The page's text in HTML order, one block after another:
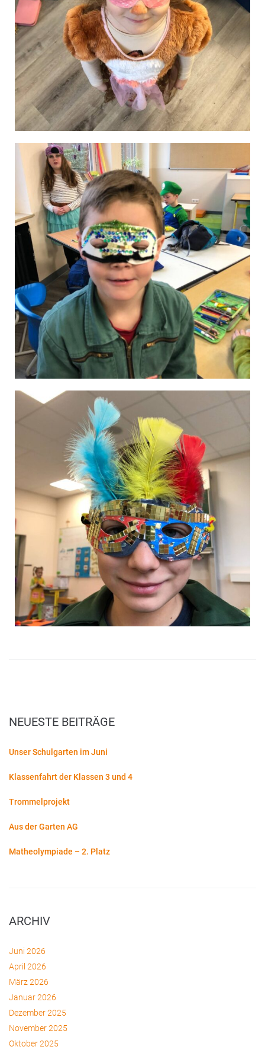
NEUESTE BEITRÄGE
Unser Schulgarten im Juni
Klassenfahrt der Klassen 3 und 4
Trommelprojekt
Aus der Garten AG
Matheolympiade – 2. Platz
ARCHIV
Juni 2026
April 2026
März 2026
Januar 2026
Dezember 2025
November 2025
Oktober 2025